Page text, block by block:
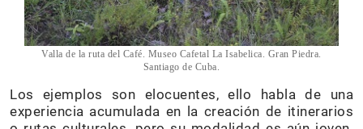
Valla de la ruta del Café. Museo Cafetal La Isabelica. Gran Piedra.
Santiago de Cuba.
Los ejemplos son elocuentes, ello habla de una
experiencia acumulada en la creación de itinerarios